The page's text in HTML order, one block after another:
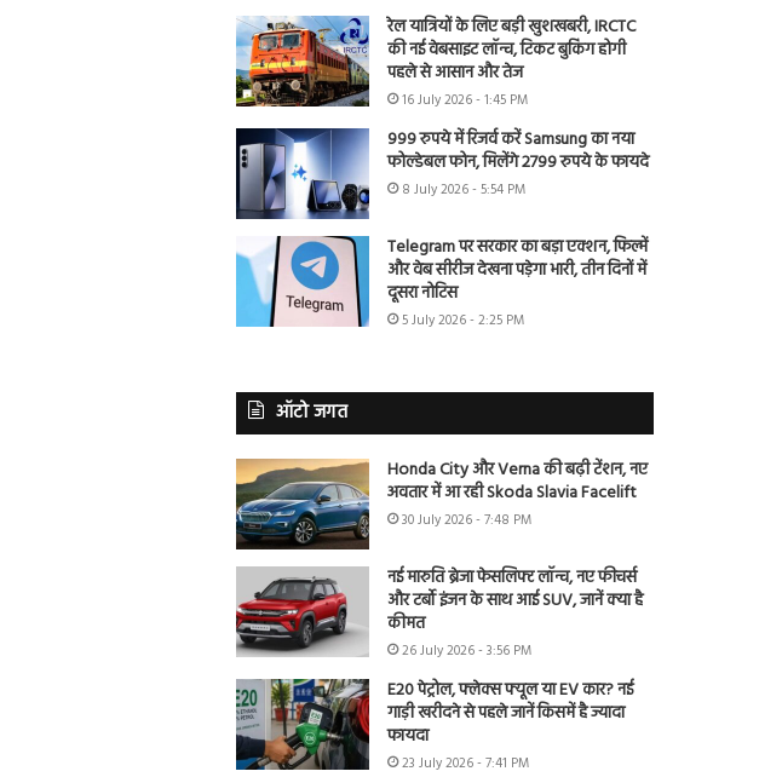
रेल यात्रियों के लिए बड़ी खुशखबरी, IRCTC
की नई वेबसाइट लॉन्च, टिकट बुकिंग होगी
पहले से आसान और तेज
16 July 2026 - 1:45 PM
999 रुपये में रिजर्व करें Samsung का नया
फोल्डेबल फोन, मिलेंगे 2799 रुपये के फायदे
8 July 2026 - 5:54 PM
Telegram पर सरकार का बड़ा एक्शन, फिल्में
और वेब सीरीज देखना पड़ेगा भारी, तीन दिनों में
दूसरा नोटिस
5 July 2026 - 2:25 PM
ऑटो जगत
Honda City और Verna की बढ़ी टेंशन, नए
अवतार में आ रही Skoda Slavia Facelift
30 July 2026 - 7:48 PM
नई मारुति ब्रेजा फेसलिफ्ट लॉन्च, नए फीचर्स
और टर्बो इंजन के साथ आई SUV, जानें क्या है
कीमत
26 July 2026 - 3:56 PM
E20 पेट्रोल, फ्लेक्स फ्यूल या EV कार? नई
गाड़ी खरीदने से पहले जानें किसमें है ज्यादा
फायदा
23 July 2026 - 7:41 PM